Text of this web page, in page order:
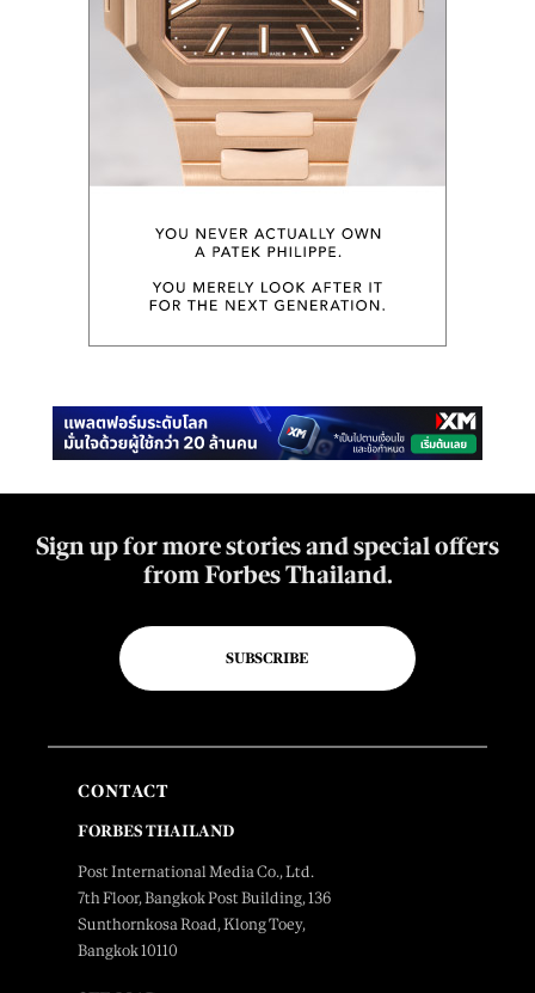
Sign up for more stories and special offers
from Forbes Thailand.
SUBSCRIBE
CONTACT
FORBES THAILAND
Post International Media Co., Ltd.
7th Floor, Bangkok Post Building, 136
Sunthornkosa Road, Klong Toey,
Bangkok 10110